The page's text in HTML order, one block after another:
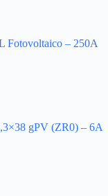
Fotovoltaico – 250A
gPV (ZR0) – 6A